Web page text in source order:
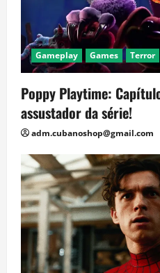
Gameplay Games Terror
Poppy Playtime:
assustador da série!
adm.cubanoshop@gmail.com